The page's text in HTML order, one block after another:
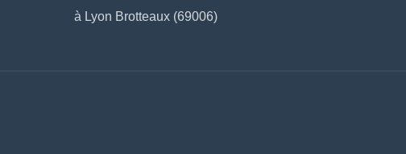
à Lyon Brotteaux (69006)